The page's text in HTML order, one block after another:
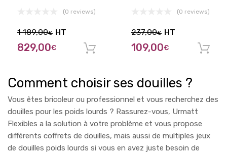
(0 reviews)
1 189,00€
829,00€
HT
Ajouter au panier
(0 reviews)
237,00€
109,00€
HT
Comment choisir ses douilles ?
Vous êtes bricoleur ou professionnel et vous recherchez des
douilles pour les poids lourds ? Rassurez-vous, Urmatt
Flexibles a la solution à votre problème et vous propose
différents coffrets de douilles, mais aussi de multiples jeux
de douilles poids lourds si vous en avez juste besoin de